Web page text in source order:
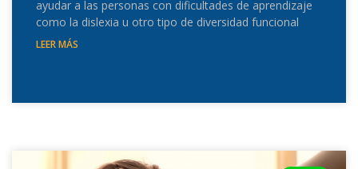
ayudar a las personas con dificultades de aprendizaje
como la dislexia u otro tipo de diversidad funcional
LEER MÁS